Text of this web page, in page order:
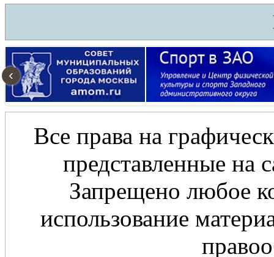
‹
Все права на
представленные на
Запрещено любое
использование